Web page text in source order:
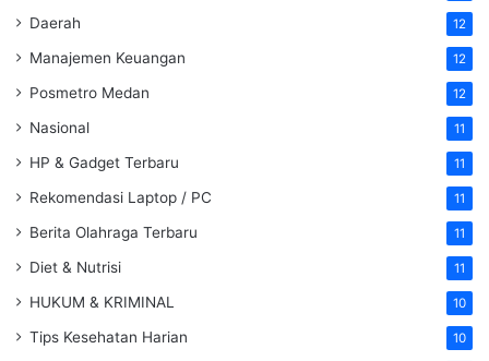
Daerah 12
Manajemen Keuangan 12
Posmetro Medan 12
Nasional 11
HP & Gadget Terbaru 11
Rekomendasi Laptop / PC 11
Berita Olahraga Terbaru 11
Diet & Nutrisi 11
HUKUM & KRIMINAL 10
Tips Kesehatan Harian 10